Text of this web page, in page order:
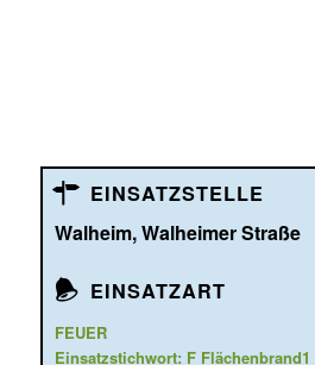
EINSATZSTELLE
Walheim, Walheimer Straße
EINSATZART
FEUER
Einsatzstichwort: F Flächenbrand1